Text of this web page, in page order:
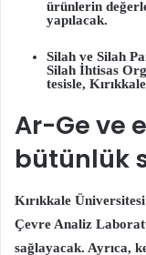
ürünlerin
yapılacak.
Silah ve Silah
Silah İhtisas
tesisle,
Ar-Ge ve
bütünlük
Kırıkkale
Çevre Analiz
sağlayacak. Ayrıca,